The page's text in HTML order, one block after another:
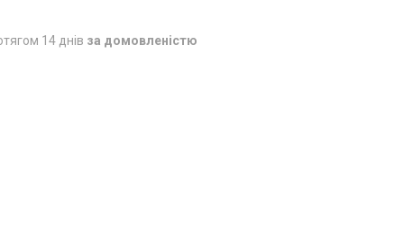
14 днів за домовленістю